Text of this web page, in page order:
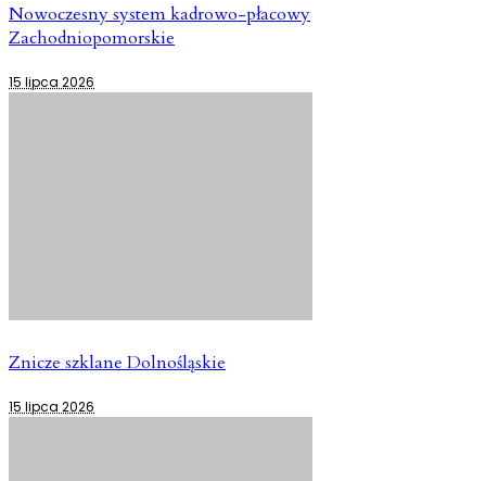
Nowoczesny system kadrowo-płacowy
Zachodniopomorskie
15 lipca 2026
Znicze szklane Dolnośląskie
15 lipca 2026